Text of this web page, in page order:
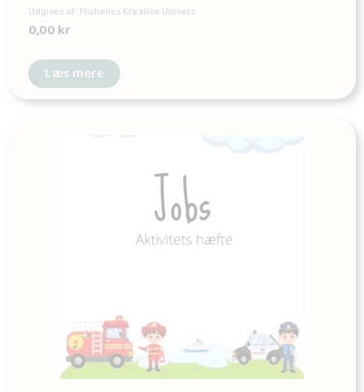
Udgives af: Michelles Kreative Univers
0,00kr
Læs mere